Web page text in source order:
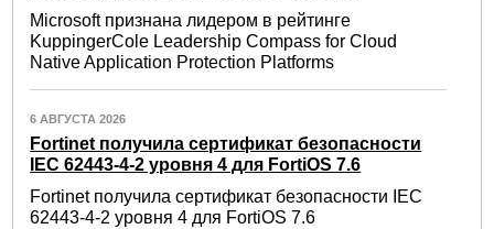
Microsoft признана лидером в рейтинге
KuppingerCole Leadership Compass for Cloud
Native Application Protection Platforms
6 АВГУСТА 2026
Fortinet получила сертификат безопасности
IEC 62443-4-2 уровня 4 для FortiOS 7.6
Fortinet получила сертификат безопасности IEC
62443-4-2 уровня 4 для FortiOS 7.6